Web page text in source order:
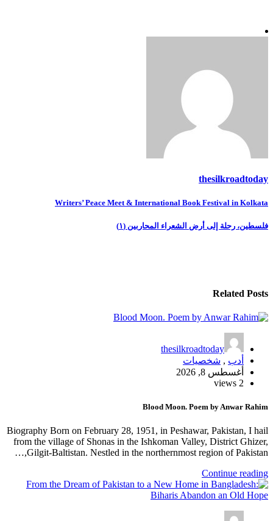
thesilkroadtoday
تصفّح
المقالات
Writers’ Peace Meet & International Book Festival in Kolkata
فلسطين، رحلة إلى أرض الشعراء المحاربين (١)
Related Posts
thesilkroadtoday
أدب , شخصيات
أغسطس 8, 2026
2 views
Blood Moon. Poem by Anwar Rahim
Biography Born on February 28, 1951, in Peshawar, Pakistan, I hail
from the village of Shonas in the Ishkoman Valley, District Ghizer,
Gilgit-Baltistan. Nestled in the northernmost region of Pakistan,…
Continue reading